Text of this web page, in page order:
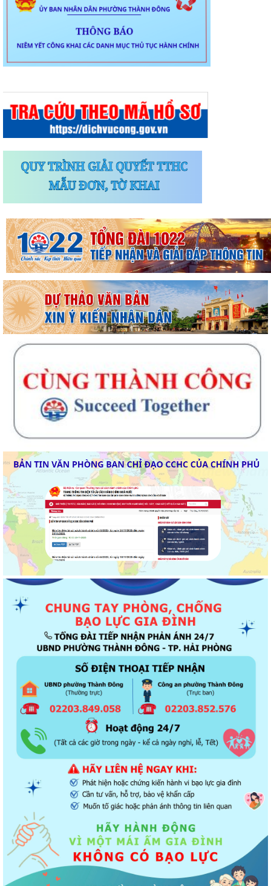
Thông báo về chương trình thu hồi để kiểm tra, khắc phục sự cố các
dòng xe mô tô Honda CB1000...
Kết quả Kỳ họp thứ 3 HĐND thành phố Hải Phòng khóa XIV, nhiệm kỳ
2021 - 2026
Khai thác tài liệu số và Chatbox AI trợi giúp pháp luật
Đẩy mạnh tuyên truyền thực hiện Chương trình hành động của Thành
ủy về xây dựng và hoàn thiện nhà...
Tăng cường các giải pháp đấu tranh, ngăn chặn và xử lý hành vi xâm
phạm quyền sở hữu trí tuệ trên...
Ủy ban nhân dân phường Thành Đông thông báo về việc chấm dứt
hoạt động kinh doanh tại Chợ tạm Chi...
Đảng ủy phường Thành Đông đẩy mạnh tuyên truyền, thực hiện Nghị
quyết số 27-NQ/TW về xây dựng và...